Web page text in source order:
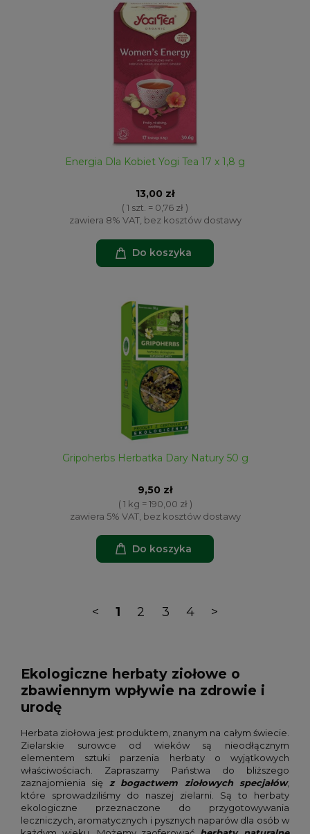
Energia Dla Kobiet Yogi Tea 17 x 1,8 g
13,00 zł
( 1 szt. = 0,76 zł )
zawiera 8% VAT, bez kosztów dostawy
Do koszyka
Gripoherbs Herbatka Dary Natury 50 g
9,50 zł
( 1 kg = 190,00 zł )
zawiera 5% VAT, bez kosztów dostawy
Do koszyka
< 1 2 3 4 >
Ekologiczne herbaty ziołowe o
zbawiennym wpływie na zdrowie i
urodę
Herbata ziołowa jest produktem, znanym na całym świecie.
Zielarskie surowce od wieków są nieodłącznym
elementem sztuki parzenia herbaty o wyjątkowych
właściwościach. Zapraszamy Państwa do bliższego
zaznajomienia się z bogactwem ziołowych specjałów,
które sprowadziliśmy do naszej zielarni. Są to herbaty
ekologiczne przeznaczone do przygotowywania
leczniczych, aromatycznych i pysznych naparów dla osób w